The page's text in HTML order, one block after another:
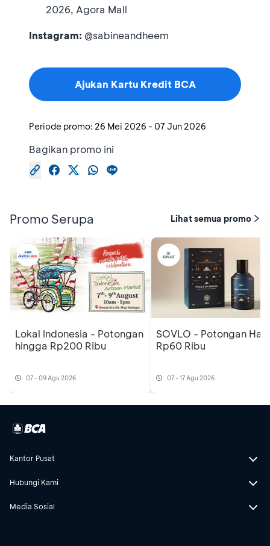
2026, Agora Mall
Instagram: @sabineandheem
Ajukan Kartu Kredit BCA
Periode promo: 26 Mei 2026 - 07 Jun 2026
Bagikan promo ini
Promo Serupa Lihat semua promo
Lokal Indonesia - Potongan
hingga Rp200 Ribu
07 - 09 Agu 2026
SOVLO - Potongan
Rp60 Ribu
07 - 17 Agu 2026
Kantor Pusat
Hubungi Kami
Media Sosial